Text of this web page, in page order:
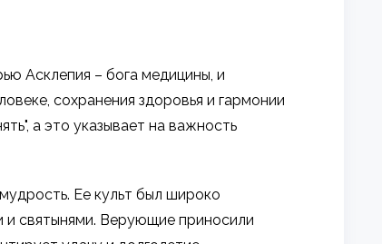
Асклепия – бога медицины, и
сохранения здоровья и гармонии
а это указывает на важность
Ее культ был широко
и святынями. Верующие приносили